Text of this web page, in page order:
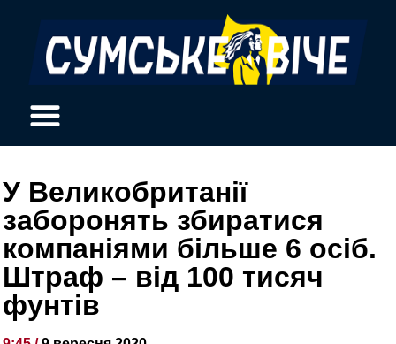
У Великобританії
заборонять збиратися
компаніями більше 6 осіб.
Штраф – від 100 тисяч
фунтів